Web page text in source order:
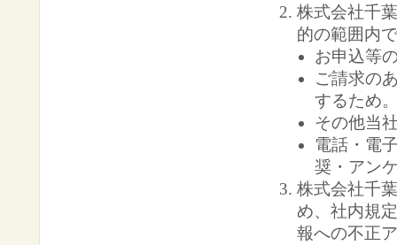
株式会社千
的の範囲内
お申込等
ご請求の
するため
その他当
電話・電
奨・アン
株式会社千
め、社内規
報への不正